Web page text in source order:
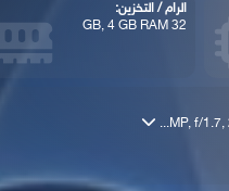
الرام / التخزين:
32 GB, 4 GB RAM